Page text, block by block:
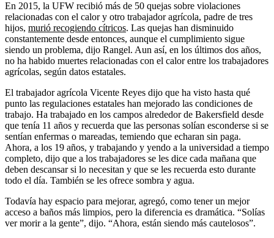
En 2015, la UFW recibió más de 50 quejas sobre violaciones
relacionadas con el calor y otro trabajador agrícola, padre de tres
hijos, murió recogiendo cítricos. Las quejas han disminuido
constantemente desde entonces, aunque el cumplimiento sigue
siendo un problema, dijo Rangel. Aun así, en los últimos dos años,
no ha habido muertes relacionadas con el calor entre los trabajadores
agrícolas, según datos estatales.
El trabajador agrícola Vicente Reyes dijo que ha visto hasta qué
punto las regulaciones estatales han mejorado las condiciones de
trabajo. Ha trabajado en los campos alrededor de Bakersfield desde
que tenía 11 años y recuerda que las personas solían esconderse si se
sentían enfermas o mareadas, temiendo que echaran ​​sin paga.
Ahora, a los 19 años, y trabajando y yendo a la universidad a tiempo
completo, dijo que a los trabajadores se les dice cada mañana que
deben descansar si lo necesitan y que se les recuerda esto durante
todo el día. También se les ofrece sombra y agua.
Todavía hay espacio para mejorar, agregó, como tener un mejor
acceso a baños más limpios, pero la diferencia es dramática. “Solías
ver morir a la gente”, dijo. “Ahora, están siendo más cautelosos”.